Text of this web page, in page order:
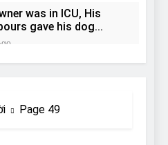
was in ICU, His
gave his dog
to Minimize It!
Page 49